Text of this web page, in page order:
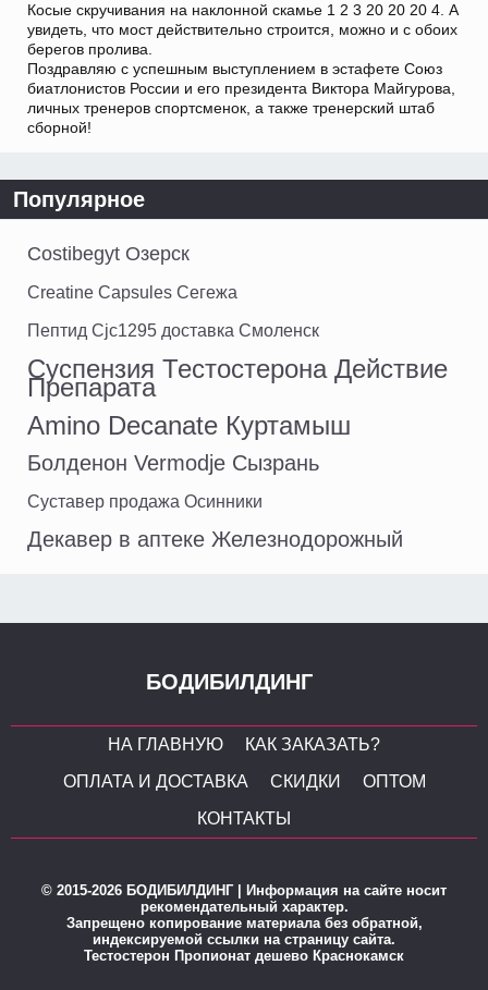
Косые скручивания на наклонной скамье 1 2 3 20 20 20 4. А
увидеть, что мост действительно строится, можно и с обоих
берегов пролива.
Поздравляю с успешным выступлением в эстафете Союз
биатлонистов России и его президента Виктора Майгурова,
личных тренеров спортсменок, а также тренерский штаб
сборной!
Популярное
Costibegyt Озерск
Creatine Capsules Сегежа
Пептид Cjc1295 доставка Смоленск
Суспензия Тестостерона Действие
Препарата
Amino Decanate Куртамыш
Болденон Vermodje Сызрань
Суставер продажа Осинники
Декавер в аптеке Железнодорожный
БОДИБИЛДИНГ
НА ГЛАВНУЮ
КАК ЗАКАЗАТЬ?
ОПЛАТА И ДОСТАВКА
СКИДКИ
ОПТОМ
КОНТАКТЫ
© 2015-2026 БОДИБИЛДИНГ | Информация на сайте носит
рекомендательный характер.
Запрещено копирование материала без обратной,
индексируемой ссылки на страницу сайта.
Тестостерон Пропионат дешево Краснокамск